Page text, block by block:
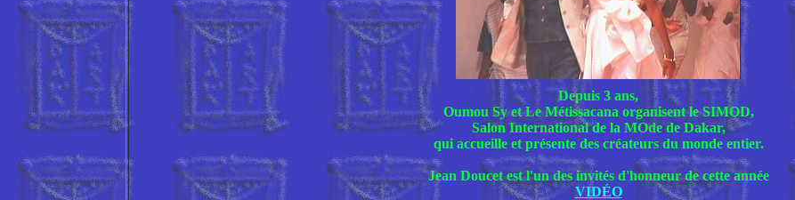
Depuis 3 ans,
Oumou Sy et Le Métissacana organisent le SIMOD,
Salon International de la MOde de Dakar,
qui accueille et présente des créateurs du monde entier.
Jean Doucet est l'un des invités d'honneur de cette année
VIDÉO